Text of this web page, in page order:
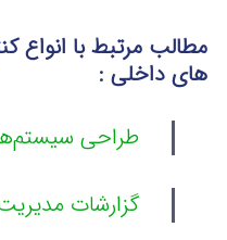
مطالب مرتبط با انواع
های داخلی :
طراحی
گزارشات